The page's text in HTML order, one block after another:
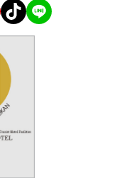
TikTok LINE